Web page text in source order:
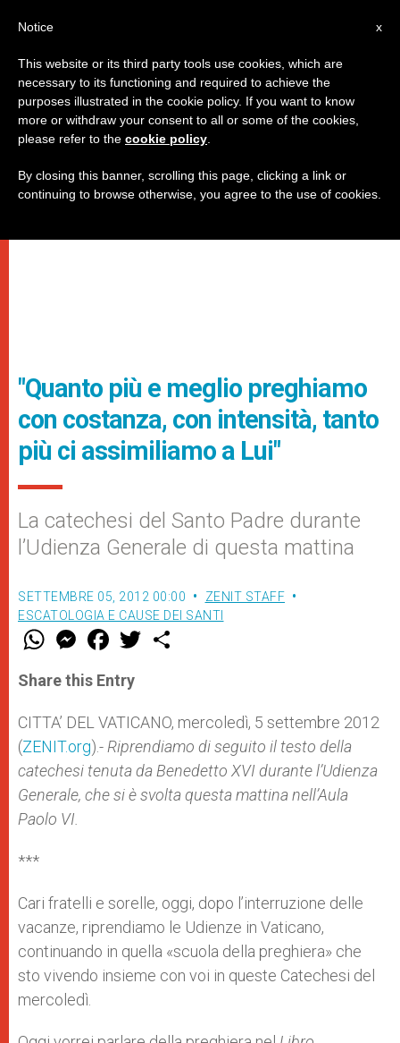
"Quanto più e meglio preghiamo
con costanza, con intensità, tanto
più ci assimiliamo a Lui"
La catechesi del Santo Padre durante
l’Udienza Generale di questa mattina
SETTEMBRE 05, 2012 00:00
ZENIT STAFF
ESCATOLOGIA E CAUSE DEI SANTI
W
t
s
p
p
M
e
s
e
g
e
r
F
a
e
b
o
k
w
r
Share this Entry
CITTA’ DEL VATICANO, mercoledì, 5 settembre 2012
(ZENIT.org).- Riprendiamo di seguito il testo della
catechesi tenuta da Benedetto XVI durante l’Udienza
Generale, che si è svolta questa mattina nell’Aula
Paolo VI.
***
Cari fratelli e sorelle, oggi, dopo l’interruzione delle
vacanze, riprendiamo le Udienze in Vaticano,
continuando in quella «scuola della preghiera» che
sto vivendo insieme con voi in queste Catechesi del
mercoledì.
x
Notice
This website or its third party tools use cookies, which are
necessary to its functioning and required to achieve the
purposes illustrated in the cookie policy. If you want to know
more or withdraw your consent to all or some of the cookies,
please refer to the cookie policy
By closing this banner, scrolling this page, clicking a link or
continuing to browse otherwise, you agree to the use of cookies.